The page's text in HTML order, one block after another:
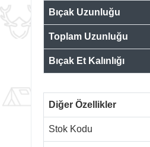
Bıçak Uzunluğu
Toplam Uzunluğu
Bıçak Et Kalınlığı
Diğer Özellikler
Stok Kodu